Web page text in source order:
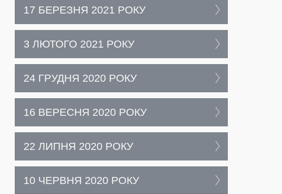
17 БЕРЕЗНЯ 2021 РОКУ
3 ЛЮТОГО 2021 РОКУ
24 ГРУДНЯ 2020 РОКУ
16 ВЕРЕСНЯ 2020 РОКУ
22 ЛИПНЯ 2020 РОКУ
10 ЧЕРВНЯ 2020 РОКУ